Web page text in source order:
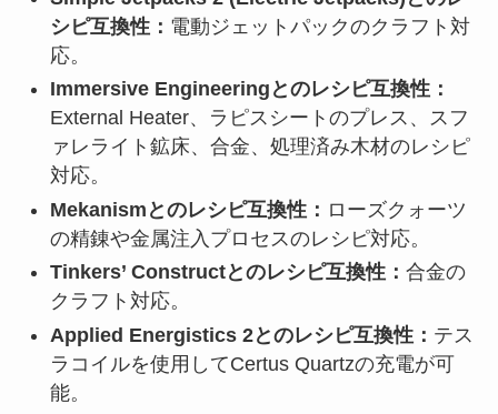
シピ互換性： 電動ジェットパックのクラフト対
応。
Immersive Engineeringとのレシピ互換性：
External Heater、ラピスシートのプレス、スフ
ァレライト鉱床、合金、処理済み木材のレシピ
対応。
Mekanismとのレシピ互換性： ローズクォーツ
の精錬や金属注入プロセスのレシピ対応。
Tinkers’ Constructとのレシピ互換性： 合金の
クラフト対応。
Applied Energistics 2とのレシピ互換性： テス
ラコイルを使用してCertus Quartzの充電が可
能。